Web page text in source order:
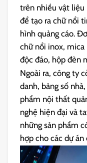
trên nhiều vật liệu
để tạo ra chữ nổi
hình quảng cáo.
chữ nổi inox, mica
độc đáo, hộp đèn
Ngoài ra, công ty
danh, bảng số
phẩm nội thất
nghệ hiện đại và
những sản phẩm
hợp cho các dự